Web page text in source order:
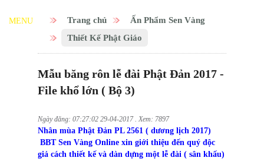
MENU Trang chủ
Ấn Phẩm Sen Vàng
Thiết Kế Phật Giáo
Mẫu băng rôn lễ đài Phật Đản 2017 -
File khổ lớn ( Bộ 3)
Ngày đăng: 07:27:02 29-04-2017 . Xem: 7897
Nhân mùa Phật Đản PL 2561 ( dương lịch 2017)
BBT Sen Vàng Online xin giới thiệu đến quý độc
giả cách thiết kế và dàn dựng một lễ đài ( sân khấu)